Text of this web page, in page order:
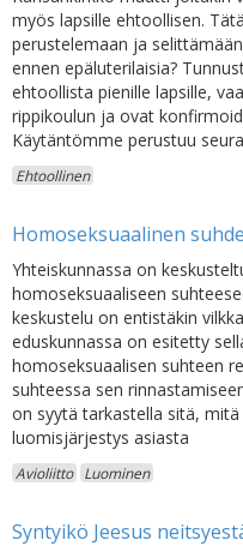
myös lapsille ehtoollisen.
perustelemaan ja
ennen epäluterilaisia?
ehtoollista pienille lapsille,
rippikoulun ja ovat
Käytäntömme perustuu
Ehtoollinen
Homoseksuaalinen
Yhteiskunnassa on
homoseksuaaliseen
keskustelu on entistäkin
eduskunnassa on esitetty
homoseksuaalisen suhteen
suhteessa sen
on syytä tarkastella sitä,
luomisjärjestys asiasta
Avioliitto Luominen
Syntyikö Jeesus